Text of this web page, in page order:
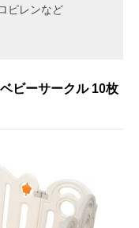
ピレンなど
ビーサークル 10枚